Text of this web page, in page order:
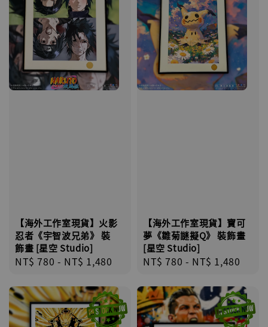
【海外工作室現貨】火影
忍者《宇智波兄弟》 裝
飾畫 [星空 Studio]
Regular
NT$ 780 - NT$ 1,480
【海外工作室現貨】寶可
夢《雛菊謎擬Q》 裝飾畫
[星空 Studio]
Regular
NT$ 780 - NT$ 1,480